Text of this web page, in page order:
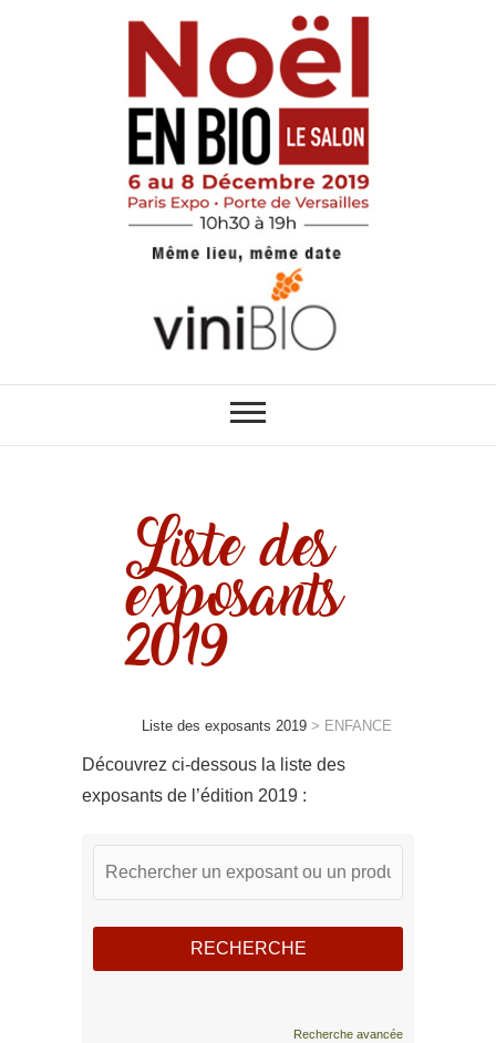
Liste des
exposants
2019
Liste des exposants 2019 > ENFANCE
Découvrez ci-dessous la liste des
exposants de l’édition 2019 :
Recherche avancée